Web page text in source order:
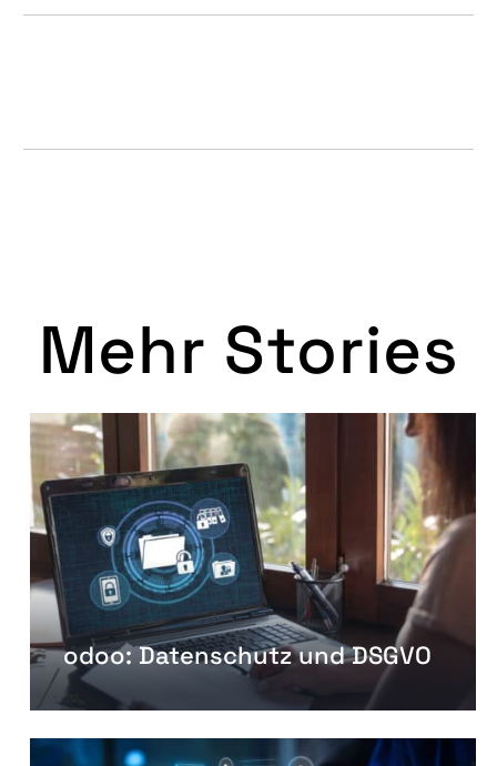
Mehr Stories
odoo: Datenschutz und DSGVO